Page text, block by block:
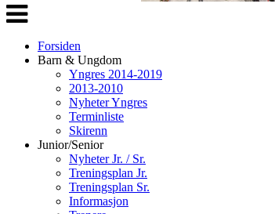
Veksle
navigasjon
Forsiden
Barn & Ungdom
Yngres 2014-2019
2013-2010
Nyheter Yngres
Terminliste
Skirenn
Junior/Senior
Nyheter Jr. / Sr.
Treningsplan Jr.
Treningsplan Sr.
Informasjon